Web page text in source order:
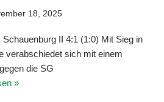
18, 2025
II 4:1 (1:0) Mit Sieg in
verabschiedet sich mit einem
die SG
»